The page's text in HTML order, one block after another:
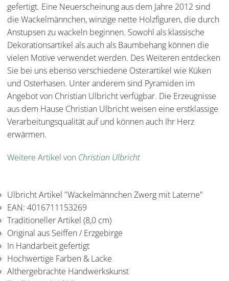
gefertigt. Eine Neuerscheinung aus dem Jahre 2012 sind
die Wackelmännchen, winzige nette Holzfiguren, die durch
Anstupsen zu wackeln beginnen. Sowohl als klassische
Dekorationsartikel als auch als Baumbehang können die
vielen Motive verwendet werden. Des Weiteren entdecken
Sie bei uns ebenso verschiedene Osterartikel wie Küken
und Osterhasen. Unter anderem sind Pyramiden im
Angebot von Christian Ulbricht verfügbar. Die Erzeugnisse
aus dem Hause Christian Ulbricht weisen eine erstklassige
Verarbeitungsqualität auf und können auch Ihr Herz
erwärmen.
Weitere Artikel von Christian Ulbricht
Ulbricht Artikel "Wackelmännchen Zwerg mit Laterne"
EAN: 4016711153269
Traditioneller Artikel (8,0 cm)
Original aus Seiffen / Erzgebirge
In Handarbeit gefertigt
Hochwertige Farben & Lacke
Althergebrachte Handwerkskunst